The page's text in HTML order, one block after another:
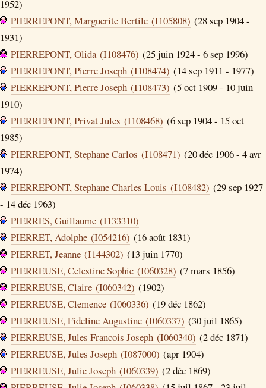
1952)
PIERREPONT, Marguerite Bertile (I105808) (28 sep 1904 -
1931)
PIERREPONT, Olida (I108476) (25 juin 1924 - 6 sep 1996)
PIERREPONT, Pierre Joseph (I108474) (14 sep 1911 - 1977)
PIERREPONT, Pierre Joseph (I108473) (5 oct 1909 - 10 juin
1910)
PIERREPONT, Privat Jules (I108468) (6 sep 1904 - 15 oct
1985)
PIERREPONT, Stephane Carlos (I108471) (20 déc 1906 - 4 avr
1974)
PIERREPONT, Stephane Charles Louis (I108482) (29 sep 1927
- 14 déc 1963)
PIERRES, Guillaume (I133310)
PIERRET, Adolphe (I054216) (16 août 1831)
PIERRET, Jeanne (I144302) (13 juin 1770)
PIERREUSE, Celestine Sophie (I060328) (7 mars 1856)
PIERREUSE, Claire (I060342) (1902)
PIERREUSE, Clemence (I060336) (19 déc 1862)
PIERREUSE, Fideline Augustine (I060337) (30 juil 1865)
PIERREUSE, Jules Francois Joseph (I060340) (2 déc 1871)
PIERREUSE, Jules Joseph (I087000) (apr 1904)
PIERREUSE, Julie Joseph (I060339) (2 déc 1869)